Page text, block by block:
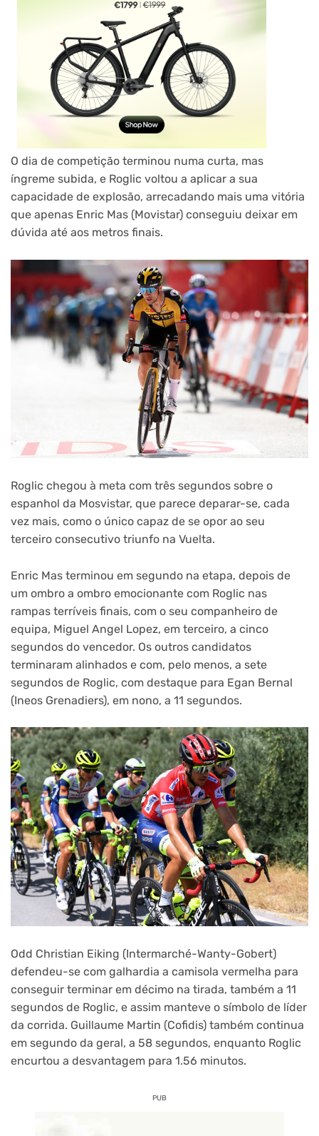
O dia de competição terminou numa curta, mas
íngreme subida, e Roglic voltou a aplicar a sua
capacidade de explosão, arrecadando mais uma vitória
que apenas Enric Mas (Movistar) conseguiu deixar em
dúvida até aos metros finais.
Roglic chegou à meta com três segundos sobre o
espanhol da Mosvistar, que parece deparar-se, cada
vez mais, como o único capaz de se opor ao seu
terceiro consecutivo triunfo na Vuelta.
Enric Mas terminou em segundo na etapa, depois de
um ombro a ombro emocionante com Roglic nas
rampas terríveis finais, com o seu companheiro de
equipa, Miguel Angel Lopez, em terceiro, a cinco
segundos do vencedor. Os outros candidatos
terminaram alinhados e com, pelo menos, a sete
segundos de Roglic, com destaque para Egan Bernal
(Ineos Grenadiers), em nono, a 11 segundos.
Odd Christian Eiking (Intermarché-Wanty-Gobert)
defendeu-se com galhardia a camisola vermelha para
conseguir terminar em décimo na tirada, também a 11
segundos de Roglic, e assim manteve o símbolo de líder
da corrida. Guillaume Martin (Cofidis) também continua
em segundo da geral, a 58 segundos, enquanto Roglic
encurtou a desvantagem para 1.56 minutos.
PUB